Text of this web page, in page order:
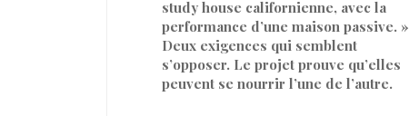
study house californienne, avec la
performance d’une maison passive. »
Deux exigences qui semblent
s’opposer. Le projet prouve qu’elles
peuvent se nourrir l’une de l’autre.